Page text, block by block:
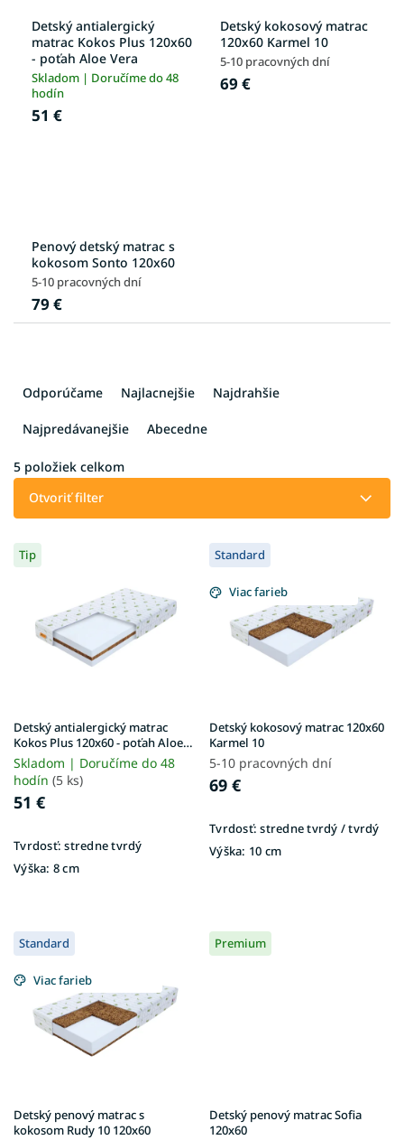
Detský antialergický
matrac Kokos Plus 120x60
- poťah Aloe Vera
Skladom | Doručíme do 48
hodín
51 €
Detský kokosový matrac
120x60 Karmel 10
5-10 pracovných dní
69 €
Penový detský matrac s
kokosom Sonto 120x60
5-10 pracovných dní
79 €
a
i
p
o
d
Odporúčame Najlacnejšie Najdrahšie
Najpredávanejšie Abecedne
5 položiek celkom
Otvoriť filter
V
ý
u
k
t
o
v
Tip
Detský antialergický matrac
Kokos Plus 120x60 - poťah Aloe
Vera
Skladom | Doručíme do 48
hodín (5 ks)
51 €
Tvrdosť: stredne tvrdý
Výška: 8 cm
Standard
Viac farieb
Detský kokosový matrac 120x60
Karmel 10
5-10 pracovných dní
69 €
Tvrdosť: stredne tvrdý / tvrdý
Výška: 10 cm
Standard
Viac farieb
Detský penový matrac s
kokosom Rudy 10 120x60
Premium
Detský penový matrac Sofia
120x60